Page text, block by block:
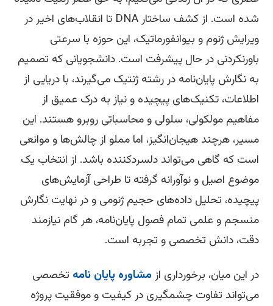
شده است. از کشف ساختار DNA تا انقلاب‌های اخیر در
ژنوم و بیوانفورماتیک، این حوزه با سرعتی
در حال پیشرفت است. دانشجویانی که تصمیم
نگارش پایان‌نامه در رشته ژنتیک می‌گیرند، با دریایی از
تکنیک‌های پیچیده و نیاز به درک عمیق از
مولکولی، سلولی و محاسباتی روبرو هستند. این
هرچند هیجان‌انگیز، اما مملو از چالش‌ها و موانعی
که گاهی می‌تواند دلسردکننده باشد. از انتخاب یک
اصیل و نوآورانه گرفته تا طراحی آزمایش‌های
تحلیل داده‌های حجیم ژنومی و در نهایت نگارش
و علمی تمام فصول پایان‌نامه، هر گام نیازمند
دانش تخصصی و تجربه است.
این میان، برخورداری ازمشاوره پایان نامه تخصصی
تفاوت چشمگیری در کیفیت و موفقیت پروژه